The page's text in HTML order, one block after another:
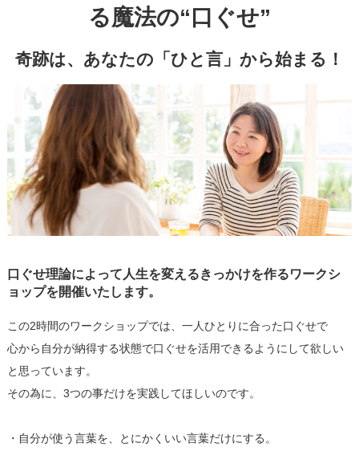
る魔法の“口ぐせ”
奇跡は、あなたの「ひと言」から始まる！
口ぐせ理論によって人生を変えるきっかけを作るワークシ
ョップを開催いたします。
この2時間のワークショップでは、一人ひとりに合った口ぐせで
心から自分が納得する状態で口ぐせを活用できるようにして欲しい
と思っています。
その為に、3つの事だけを実践してほしいのです。
・自分が使う言葉を、とにかくいい言葉だけにする。